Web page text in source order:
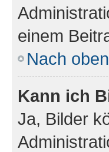
einem
Nach oben
Kann ich
Ja, Bilder